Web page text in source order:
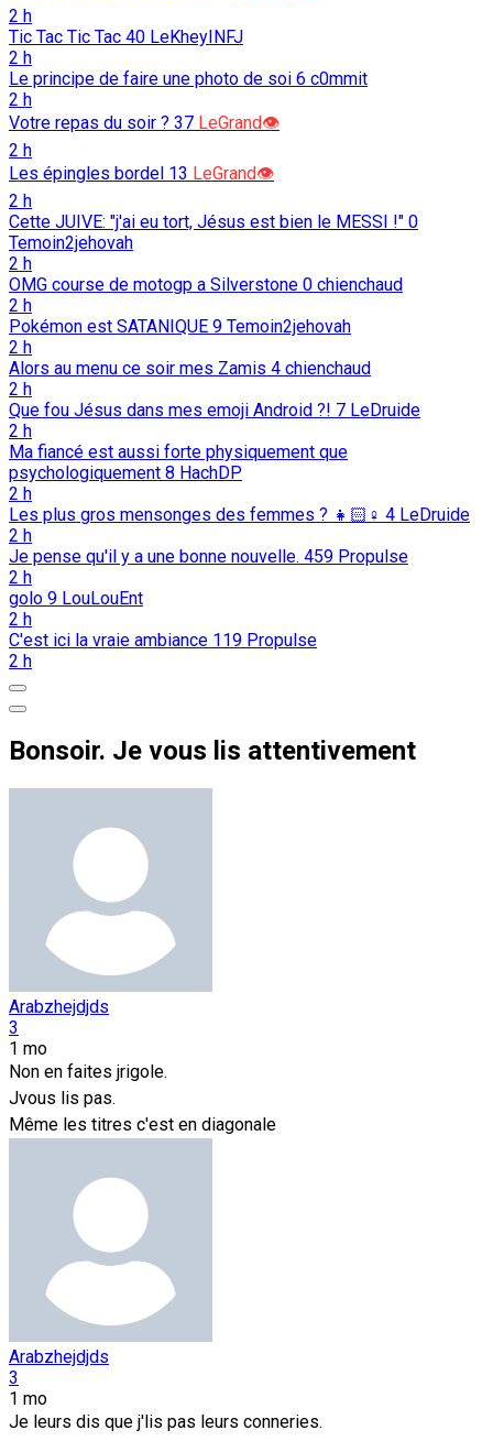
2 h
Tic Tac Tic Tac 40 LeKheyINFJ
2 h
Le principe de faire une photo de soi 6 c0mmit
2 h
Votre repas du soir ? 37 LeGrand👁️
2 h
Les épingles bordel 13 LeGrand👁️
2 h
Cette JUIVE: "j'ai eu tort, Jésus est bien le MESSI !" 0
Temoin2jehovah
2 h
OMG course de motogp a Silverstone 0 chienchaud
2 h
Pokémon est SATANIQUE 9 Temoin2jehovah
2 h
Alors au menu ce soir mes Zamis 4 chienchaud
2 h
Que fou Jésus dans mes emoji Android ?! 7 LeDruide
2 h
Ma fiancé est aussi forte physiquement que
psychologiquement 8 HachDP
2 h
Les plus gros mensonges des femmes ? 👧🏻♀️ 4 LeDruide
2 h
Je pense qu'il y a une bonne nouvelle. 459 Propulse
2 h
golo 9 LouLouEnt
2 h
C'est ici la vraie ambiance 119 Propulse
2 h
Bonsoir. Je vous lis attentivement
Arabzhejdjds
3
1 mo
Non en faites jrigole.
Jvous lis pas.
Même les titres c'est en diagonale
Arabzhejdjds
3
1 mo
Je leurs dis que j'lis pas leurs conneries.